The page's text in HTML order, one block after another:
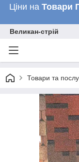
Ціни на Товари
Великан-стрій
Товари та